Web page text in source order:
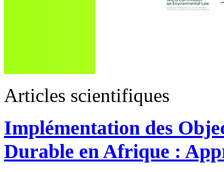
Articles scientifiques
Implémentation des
Durable en Afrique :